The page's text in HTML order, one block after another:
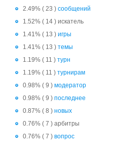
2.49% ( 23 )сообщений
1.52% ( 14 ) искатель
1.41% ( 13 )игры
1.41% ( 13 )темы
1.19% ( 11 )турн
1.19% ( 11 )турнирам
0.98% ( 9 )модератор
0.98% ( 9 )последнее
0.87% ( 8 )новых
0.76% ( 7 ) арбитры
0.76% ( 7 )вопрос